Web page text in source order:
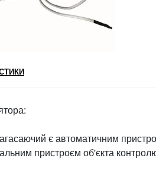
є автоматичним
пристроєм об'єкта